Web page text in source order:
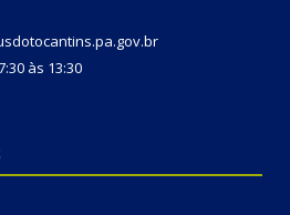
às 13:30